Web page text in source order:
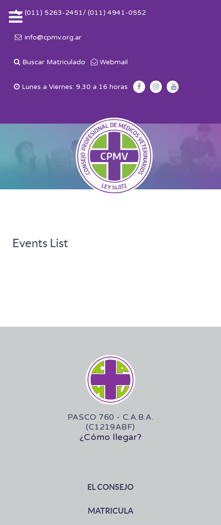
(011) 5263-2451/ (011) 4941-0552
info@cpmv.org.ar
Buscar Matriculado Webmail
Lunes a Viernes: 9.30 a 16 horas
Events List
PASCO 760 - C.A.B.A.
(C1219ABF)
¿Cómo llegar?
EL CONSEJO
MATRICULA